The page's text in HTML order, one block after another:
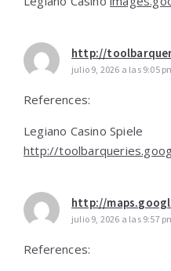
http://
julio 9, 2026 a las 9:05
References:
Legiano Casino Spiele
http://
http://
julio 9, 2026 a las 9:57
References: